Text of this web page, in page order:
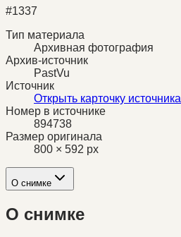
#1337
Тип материала
Архивная фотография
Архив-источник
PastVu
Источник
Открыть карточку источника
Номер в источнике
894738
Размер оригинала
800 × 592 px
О снимке
О снимке